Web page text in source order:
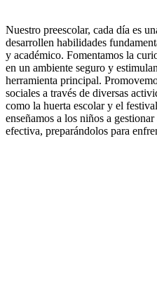
Nuestro preescolar, cada día es
desarrollen habilidades
y académico. Fomentamos la
en un ambiente seguro y
herramienta principal.
sociales a través de diversas
como la huerta escolar y el
enseñamos a los niños a
efectiva, preparándolos para